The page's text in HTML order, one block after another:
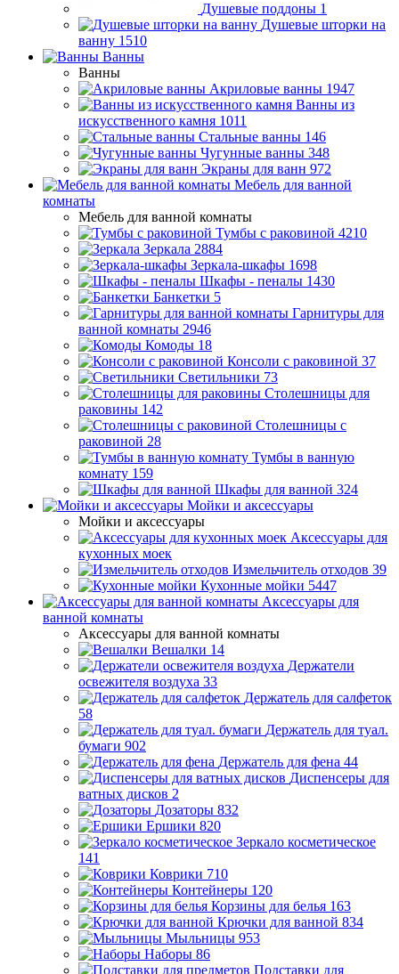
Душевые поддоны 1
Душевые шторки на
ванну 1510
Ванны
Ванны
Акриловые ванны 1947
Ванны из
искусственного камня 1011
Стальные ванны 146
Чугунные ванны 348
Экраны для ванн 972
Мебель для ванной
комнаты
Мебель для ванной комнаты
Тумбы с раковиной 4210
Зеркала 2884
Зеркала-шкафы 1698
Шкафы - пеналы 1430
Банкетки 5
Гарнитуры для
ванной комнаты 2946
Комоды 18
Консоли с раковиной 37
Светильники 73
Столешницы для
раковины 142
Столешницы с
раковиной 28
Тумбы в ванную
комнату 159
Шкафы для ванной 324
Мойки и аксессуары
Мойки и аксессуары
Аксессуары для
кухонных моек
Измельчитель отходов 39
Кухонные мойки 5447
Аксессуары для
ванной комнаты
Аксессуары для ванной комнаты
Вешалки 14
Держатели
освежителя воздуха 33
Держатель для салфеток
58
Держатель для туал.
бумаги 902
Держатель для фена 44
Диспенсеры для
ватных дисков 2
Дозаторы 832
Ершики 820
Зеркало косметическое
141
Коврики 710
Контейнеры 120
Корзины для белья 163
Крючки для ванной 834
Мыльницы 953
Наборы 86
Подставки для